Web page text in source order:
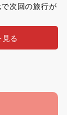
次回の旅行が
る